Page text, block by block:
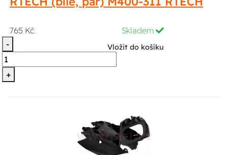
765 Kč
Skladem
-
+
Vložit do košíku